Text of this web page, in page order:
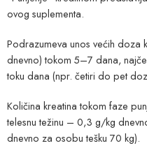
ovog suplementa.
Podrazumeva unos većih
dnevno) tokom 5–7 dana,
toku dana (npr. četiri do pet
Količina kreatina tokom faze
telesnu težinu – 0,3 g/kg
dnevno za osobu tešku 70 kg).